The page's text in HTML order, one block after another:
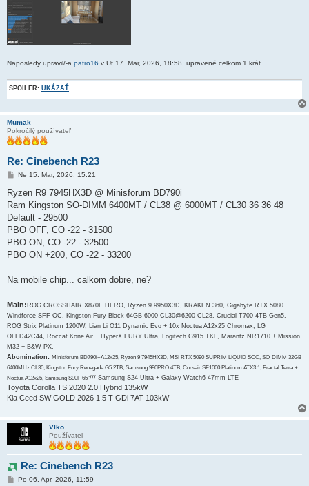
Naposledy upravil/-a patro16 v Ut 17. Mar, 2026, 18:58, upravené celkom 1 krát.
SPOILER: UKÁZAŤ
Mumak
Pokročilý používateľ
Re: Cinebench R23
P
í
s
p
e
o
k
Ne 15. Mar, 2026, 15:21
Ryzen R9 7945HX3D @ Minisforum BD790i
Ram Kingston SO-DIMM 6400MT / CL38 @ 6000MT / CL30 36 36 48
Default - 29500
PBO OFF, CO -22 - 31500
PBO ON, CO -22 - 32500
PBO ON +200, CO -22 - 33200
Na mobile chip... calkom dobre, ne?
Main: ROG CROSSHAIR X870E HERO, Ryzen 9 9950X3D, KRAKEN 360, Gigabyte RTX 5080
Windforce SFF OC, Kingston Fury Black 64GB 6000 CL30@6200 CL28, Crucial T700 4TB Gen5,
ROG Strix Platinum 1200W, Lian Li O11 Dynamic Evo + 10x Noctua A12x25 Chromax, LG
OLED42C44, Roccat Kone Air + HyperX FURY Ultra, Logitech G915 TKL, Marantz NR1710 + Mission
M32 + B&W PX.
Abomination: Minisforum BD790i+A12x25, Ryzen 9 7945HX3D, MSI RTX 5090 SUPRIM LIQUID SOC, SO-DIMM 32GB
6400MHz CL30, Kingston Fury Renegade G5 2TB, Samsung 990PRO 4TB, Corsair SF1000 Platinum ATX3.1, Fractal Terra +
Noctua A12x25, Samsung S90F 65"/// Samsung S24 Ultra + Galaxy Watch6 47mm LTE
Toyota Corolla TS 2020 2.0 Hybrid 135kW
Kia Ceed SW GOLD 2026 1.5 T-GDi 7AT 103kW
Vlko
Používateľ
Re: Cinebench R23
PPo 06. Apr, 2026, 11:59